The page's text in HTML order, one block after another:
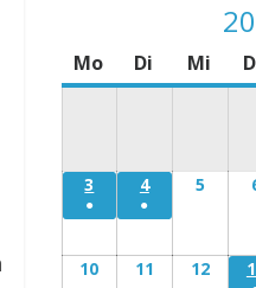
Mo Montag
Di Dienstag
Mi
3 Montag
●
4Dienstag
●
5
10 Montag
11 Dienstag
12